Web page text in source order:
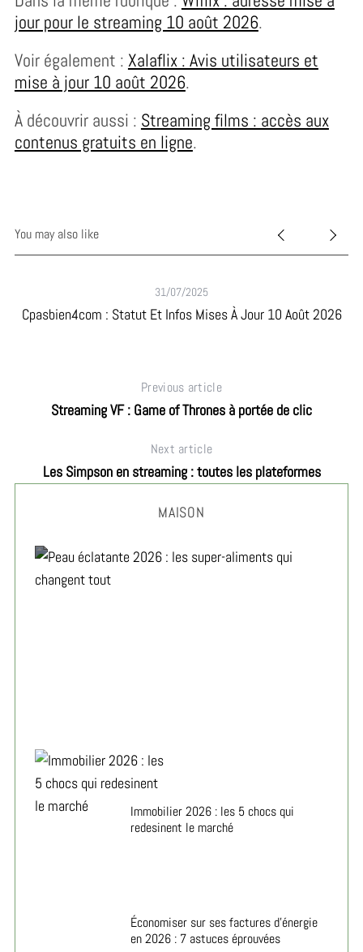
jour pour le streaming 10 août 2026.
Voir également : Xalaflix : Avis utilisateurs et
mise à jour 10 août 2026.
À découvrir aussi : Streaming films : accès aux
contenus gratuits en ligne.
You may also like
31/07/2025
Cpasbien4com : Statut Et Infos Mises À Jour 10 Août 2026
Previous article
Streaming VF : Game of Thrones à portée de clic
Next article
Les Simpson en streaming : toutes les plateformes
MAISON
Immobilier 2026 : les 5 chocs qui
redesinent le marché
Économiser sur ses factures d’énergie
en 2026 : 7 astuces éprouvées